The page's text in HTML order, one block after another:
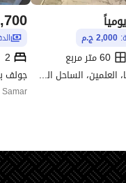
يومياً
2,000 ج.م
60 متر مربع
جولف بورتو مارينا، العلمين، الساحل الشمالي، مطروح
2
Samar